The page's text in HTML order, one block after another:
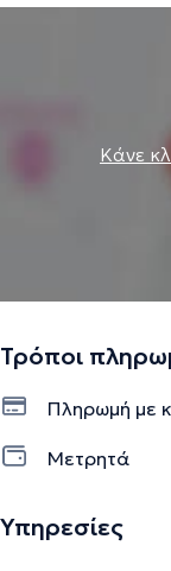
Κάνε
Τρόποι
Πληρωμή με
Μετρητά
Υπηρεσίες